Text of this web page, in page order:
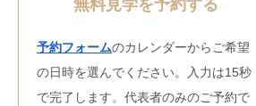
無料見学を予約する
予約フォームのカレンダーからご希望
の日時を選んでください。入力は15秒
で完了します。代表者のみのご予約で